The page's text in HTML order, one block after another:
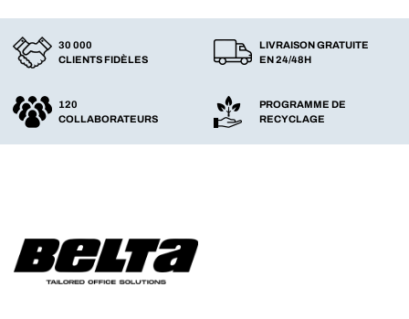
30 000
CLIENTS FIDÈLES
LIVRAISON GRATUITE
EN 24/48H
120
COLLABORATEURS
PROGRAMME DE
RECYCLAGE